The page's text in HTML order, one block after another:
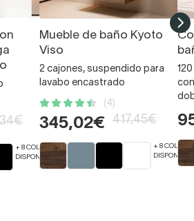
+ 8 COLORES
DISPONIBLES
Mueble de baño Kyoto
Viso
2 cajones, suspendido para
lavabo encastrado
(4)
345,02€ 417,45€
+ 8